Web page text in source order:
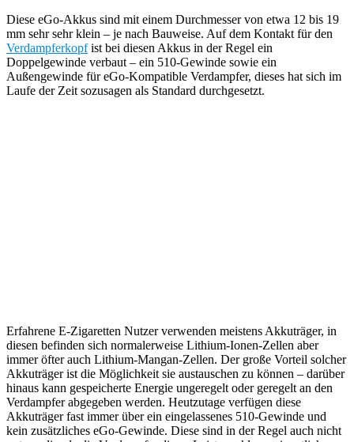
Diese eGo-Akkus sind mit einem Durchmesser von etwa 12 bis 19
mm sehr sehr klein – je nach Bauweise. Auf dem Kontakt für den
Verdampferkopfist bei diesen Akkus in der Regel ein
Doppelgewinde verbaut – ein 510-Gewinde sowie ein
Außengewinde für eGo-Kompatible Verdampfer, dieses hat sich im
Laufe der Zeit sozusagen als Standard durchgesetzt.
Erfahrene E-Zigaretten Nutzer verwenden meistens Akkuträger, in
diesen befinden sich normalerweise Lithium-Ionen-Zellen aber
immer öfter auch Lithium-Mangan-Zellen. Der große Vorteil solcher
Akkuträger ist die Möglichkeit sie austauschen zu können – darüber
hinaus kann gespeicherte Energie ungeregelt oder geregelt an den
Verdampfer abgegeben werden. Heutzutage verfügen diese
Akkuträger fast immer über ein eingelassenes 510-Gewinde und
kein zusätzliches eGo-Gewinde. Diese sind in der Regel auch nicht